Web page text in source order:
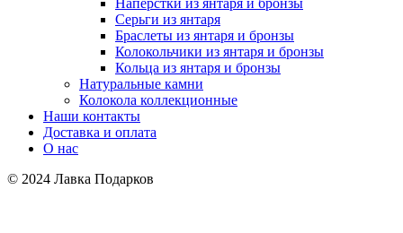
Серьги из янтаря
Браслеты из янтаря и бронзы
Колокольчики из янтаря и бронзы
Кольца из янтаря и бронзы
Натуральные камни
Колокола коллекционные
Наши контакты
Доставка и оплата
О нас
© 2024 Лавка Подарков